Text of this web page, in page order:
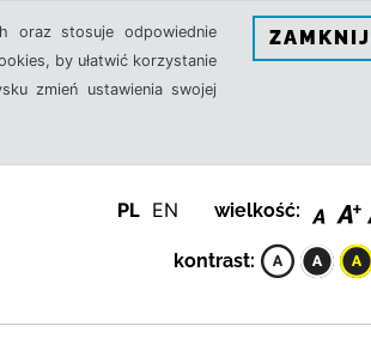
oraz stosuje odpowiednie
by ułatwić korzystanie
zmień ustawienia swojej
ZAMKNIJ
PL EN wielkość:
kontrast: